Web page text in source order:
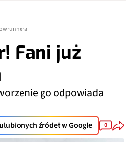
Fani już
go odpowiada
źródeł w Google 0